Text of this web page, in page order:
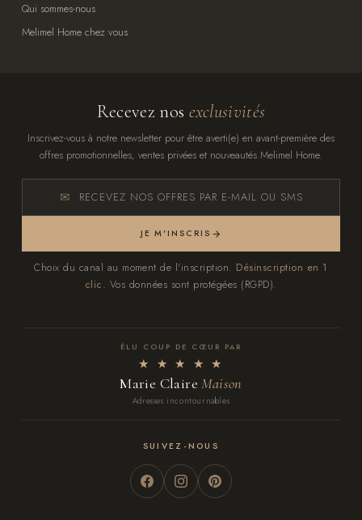
Qui sommes-nous
Melimel Home chez vous
Recevez nos exclusivités
Inscrivez-vous à notre newsletter pour être averti(e) en avant-première des
offres promotionnelles, ventes privées et nouveautés Melimel Home.
RECEVEZ NOS OFFRES PAR E-MAIL OU SMS
JE M'INSCRIS
Choix du canal au moment de l'inscription. Désinscription en 1
clic. Vos données sont protégées (RGPD).
ÉLU COUP DE CŒUR PAR
★ ★ ★ ★ ★
Marie ClaireMaison
Adresses incontournables
SUIVEZ-NOUS